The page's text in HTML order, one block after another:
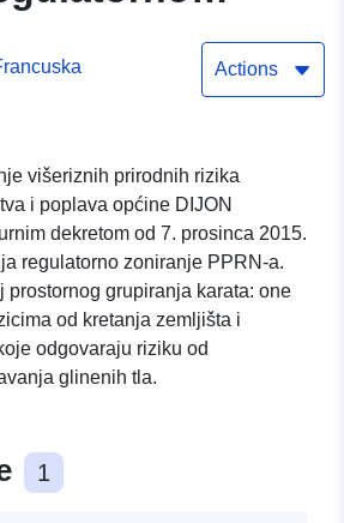
s višeActions
višeriznih prirodnih rizika
i poplava općine DIJON
dekretom od 7. prosinca 2015.
regulatorno zoniranje PPRN-a.
prostornog grupiranja karata: one
od kretanja zemljišta i
odgovaraju riziku od
glinenih tla.
1